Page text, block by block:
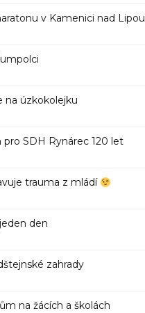
v Kamenici nad Lipou
na úzkokolejku
pro SDH Rynárec 120 let
trauma z mládí
den
zahrady
na žácích a školách